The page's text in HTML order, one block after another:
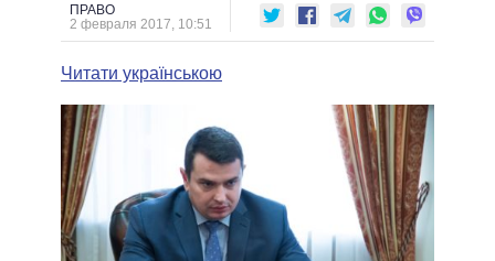
КАБИНЕТ МИНИСТРОВ
МЭРЫ
ВСЕ ПЕРСОНЫ
ПОДДЕРЖАТЬ
СРАВНЕНИЕ ПОЛИТИКОВ
ПРАВО
2 февраля 2017, 10:51
Читати українською